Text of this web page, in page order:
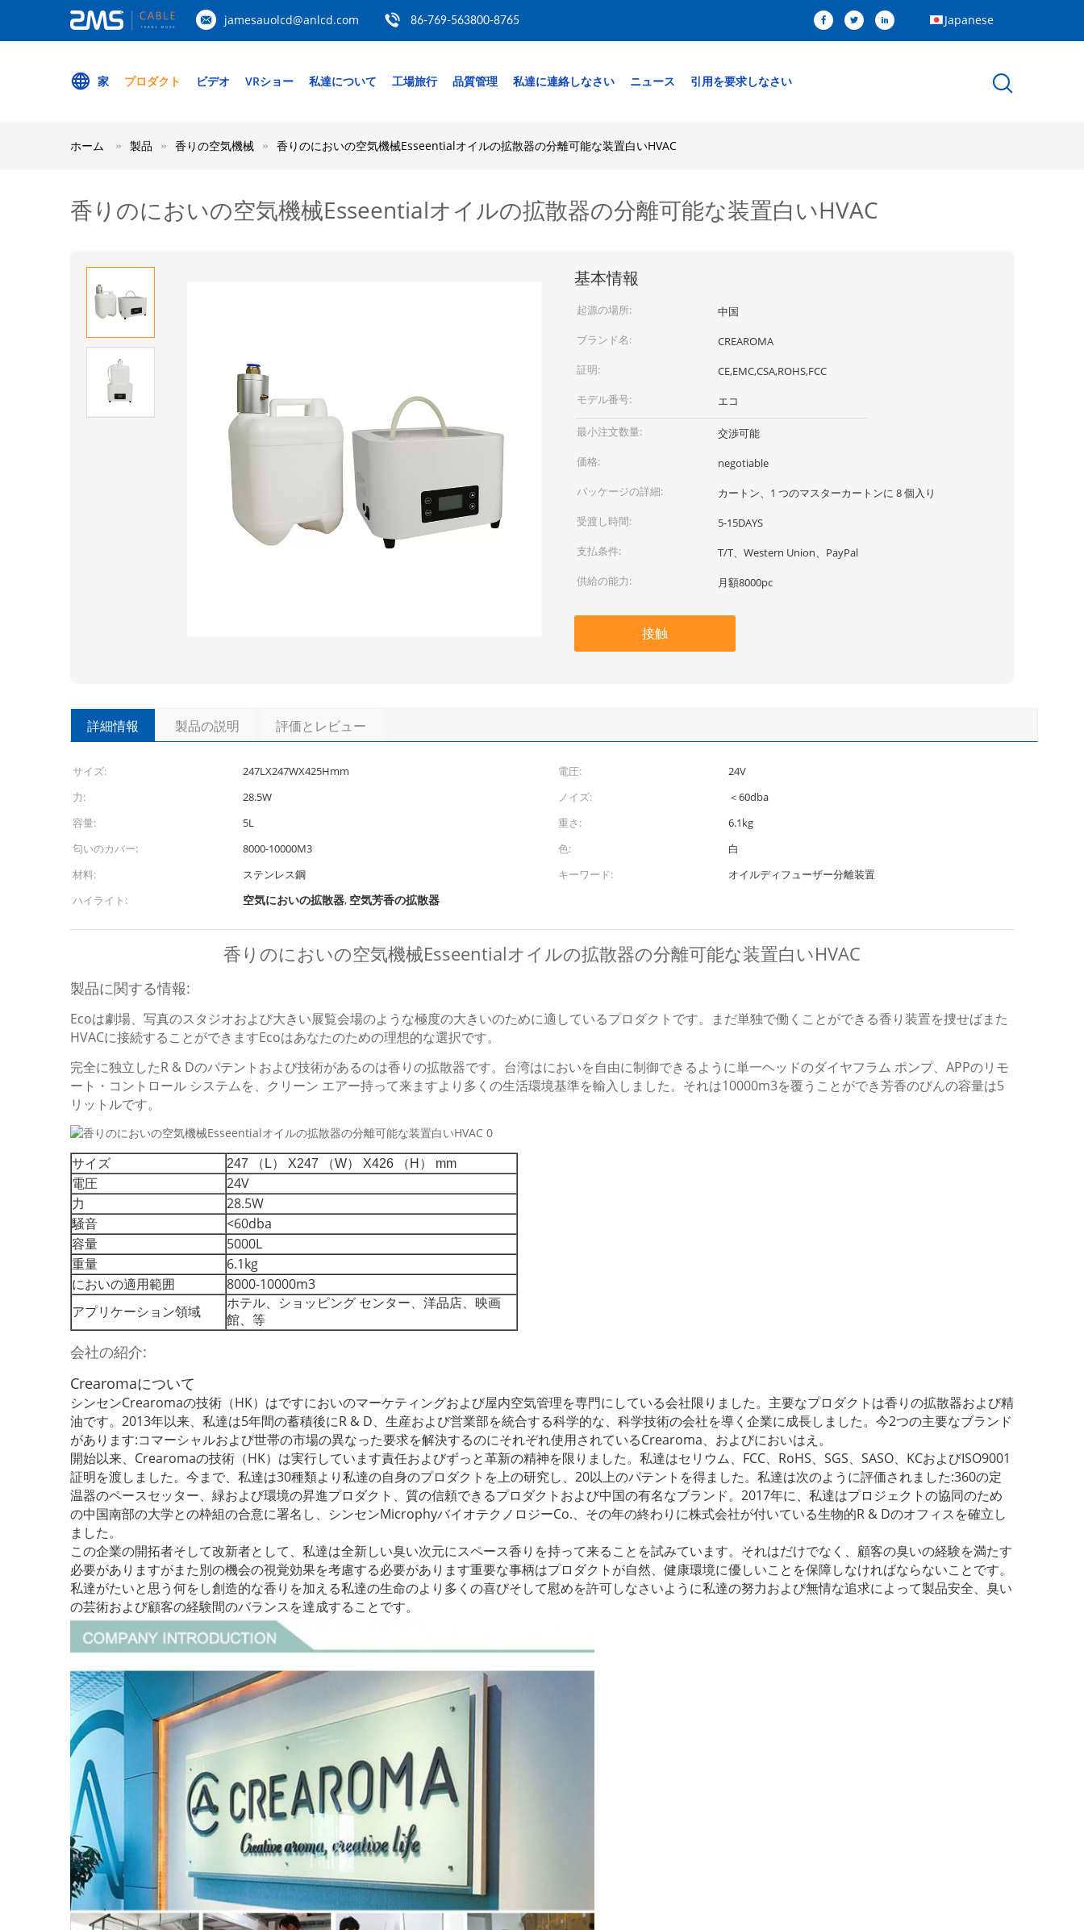
jamesauolcd@anlcd.com 86-769-563800-8765 Japanese
家 プロダクト ビデオ VRショー 私達について 工場旅行 品質管理 私達に連絡しなさい ニュース 引用を要求しなさい
ホーム 製品 香りの空気機械 香りのにおいの空気機械Esseentialオイルの拡散器の分離可能な装置白いHVAC
香りのにおいの空気機械Esseentialオイルの拡散器の分離可能な装置白いHVAC
基本情報
起源の場所:
中国
ブランド名:
CREAROMA
証明:
CE,EMC,CSA,ROHS,FCC
モデル番号:
エコ
最小注文数量:
交渉可能
価格:
negotiable
パッケージの詳細:
カートン、1 つのマスターカートンに 8 個入り
受渡し時間:
5-15DAYS
支払条件:
T/T、Western Union、PayPal
供給の能力:
月額8000pc
接触
詳細情報 製品の説明 評価とレビュー
サイズ: 247LX247WX425Hmm 電圧:
24V
力:
28.5W ノイズ:
＜60dba
容量:
5L 重さ:
6.1kg
匂いのカバー:
8000-10000M3 色:
白
材料:
ステンレス鋼 キーワード:
オイルディフューザー分離装置
ハイライト:
空気においの拡散器, 空気芳香の拡散器
香りのにおいの空気機械Esseentialオイルの拡散器の分離可能な装置白いHVAC
製品に関する情報:
Ecoは劇場、写真のスタジオおよび大きい展覧会場のような極度の大きいのために適しているプロダクトです。まだ単独で働くことができる香り装置を捜せばまた
HVACに接続することができますEcoはあなたのための理想的な選択です。
完全に独立したR & Dのパテントおよび技術があるのは香りの拡散器です。台湾はにおいを自由に制御できるように単一ヘッドのダイヤフラム ポンプ、APPのリモ
ート・コントロール システムを、クリーン エアー持って来ますより多くの生活環境基準を輸入しました。それは10000m3を覆うことができ芳香のびんの容量は5
リットルです。
サイズ 247 （L） X247 （W） X426 （H） mm
電圧
24V
力
28.5W
騒音
<60dba
容量
5000L
重量
6.1kg
においの適用範囲
8000-10000m3
アプリケーション領域
ホテル、ショッピング センター、洋品店、映画
館、等
会社の紹介:
Crearomaについて
シンセンCrearomaの技術（HK）はですにおいのマーケティングおよび屋内空気管理を専門にしている会社限りました。主要なプロダクトは香りの拡散器および精
油です。2013年以来、私達は5年間の蓄積後にR & D、生産および営業部を統合する科学的な、科学技術の会社を導く企業に成長しました。今2つの主要なブランド
があります:コマーシャルおよび世帯の市場の異なった要求を解決するのにそれぞれ使用されているCrearoma、およびにおいはえ。
開始以来、Crearomaの技術（HK）は実行しています責任およびずっと革新の精神を限りました。私達はセリウム、FCC、RoHS、SGS、SASO、KCおよびISO9001
証明を渡しました。今まで、私達は30種類より私達の自身のプロダクトを上の研究し、20以上のパテントを得ました。私達は次のように評価されました:360の定
温器のペースセッター、緑および環境の昇進プロダクト、質の信頼できるプロダクトおよび中国の有名なブランド。2017年に、私達はプロジェクトの協同のため
の中国南部の大学との枠組の合意に署名し、シンセンMicrophyバイオテクノロジーCo.、その年の終わりに株式会社が付いている生物的R & Dのオフィスを確立し
ました。
この企業の開拓者そして改新者として、私達は全新しい臭い次元にスペース香りを持って来ることを試みています。それはだけでなく、顧客の臭いの経験を満たす
必要がありますがまた別の機会の視覚効果を考慮する必要があります重要な事柄はプロダクトが自然、健康環境に優しいことを保障しなければならないことです。
私達がたいと思う何をし創造的な香りを加える私達の生命のより多くの喜びそして慰めを許可しなさいように私達の努力および無情な追求によって製品安全、臭い
の芸術および顧客の経験間のバランスを達成することです。